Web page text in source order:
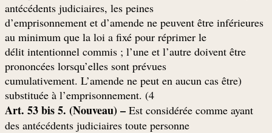
antécédents judiciaires, les peines
d’emprisonnement et d’amende ne peuvent être inférieures
au minimum que la loi a fixé pour réprimer le
délit intentionnel commis ; l’une et l’autre doivent être
prononcées lorsqu’elles sont prévues
(cumulativement. L’amende ne peut en aucun cas être
substituée à l’emprisonnement. (4
Art. 53 bis 5. (Nouveau) – Est considérée comme ayant
des antécédents judiciaires toute personne